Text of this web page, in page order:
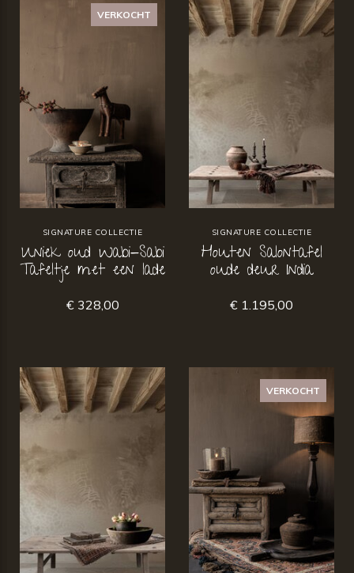
VERKOCHT
SIGNATURE COLLECTIE
Uniek oud Wabi-Sabi
Tafeltje met een lade
€ 328,00
SIGNATURE COLLECTIE
Houten Salontafel
oude deur India
€ 1.195,00
VERKOCHT